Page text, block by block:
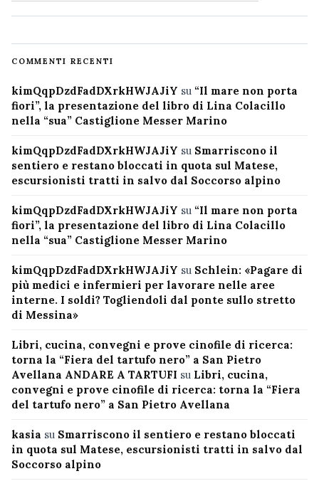
COMMENTI RECENTI
kimQqpDzdFadDXrkHWJAJiY su “Il mare non porta
fiori”, la presentazione del libro di Lina Colacillo
nella “sua” Castiglione Messer Marino
kimQqpDzdFadDXrkHWJAJiY su Smarriscono il
sentiero e restano bloccati in quota sul Matese,
escursionisti tratti in salvo dal Soccorso alpino
kimQqpDzdFadDXrkHWJAJiY su “Il mare non porta
fiori”, la presentazione del libro di Lina Colacillo
nella “sua” Castiglione Messer Marino
kimQqpDzdFadDXrkHWJAJiY su Schlein: «Pagare di
più medici e infermieri per lavorare nelle aree
interne. I soldi? Togliendoli dal ponte sullo stretto
di Messina»
Libri, cucina, convegni e prove cinofile di ricerca:
torna la “Fiera del tartufo nero” a San Pietro
Avellana ANDARE A TARTUFI su Libri, cucina,
convegni e prove cinofile di ricerca: torna la “Fiera
del tartufo nero” a San Pietro Avellana
kasia su Smarriscono il sentiero e restano bloccati
in quota sul Matese, escursionisti tratti in salvo dal
Soccorso alpino